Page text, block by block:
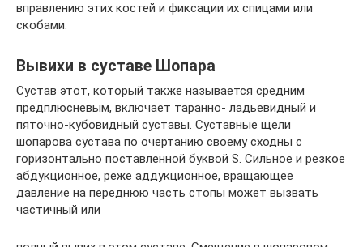
вправлению этих костей и фиксации их спицами или
скобами.
Вывихи в суставе Шопара
Сустав этот, который также называется средним
предплюсневым, включает таранно- ладьевидный и
пяточно-кубовидный суставы. Суставные щели
шопарова сустава по очертанию своему сходны с
горизонтально поставленной буквой S. Сильное и резкое
абдукционное, реже аддукционное, вращающее
давление на переднюю часть стопы может вызвать
частичный или